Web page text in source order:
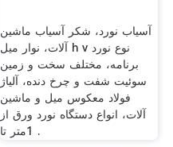
آسیاب نورد، شکر آسیاب ماشین
آلات، نوار میل h v نوع نورد
برنامه، مختلف سخت و زمین
سوئیت شفت و چرخ دنده، آلیاژ
فولاد معکوس میل و ماشین
آلات، انواع دستگاه نورد ورق از
1متر تا .